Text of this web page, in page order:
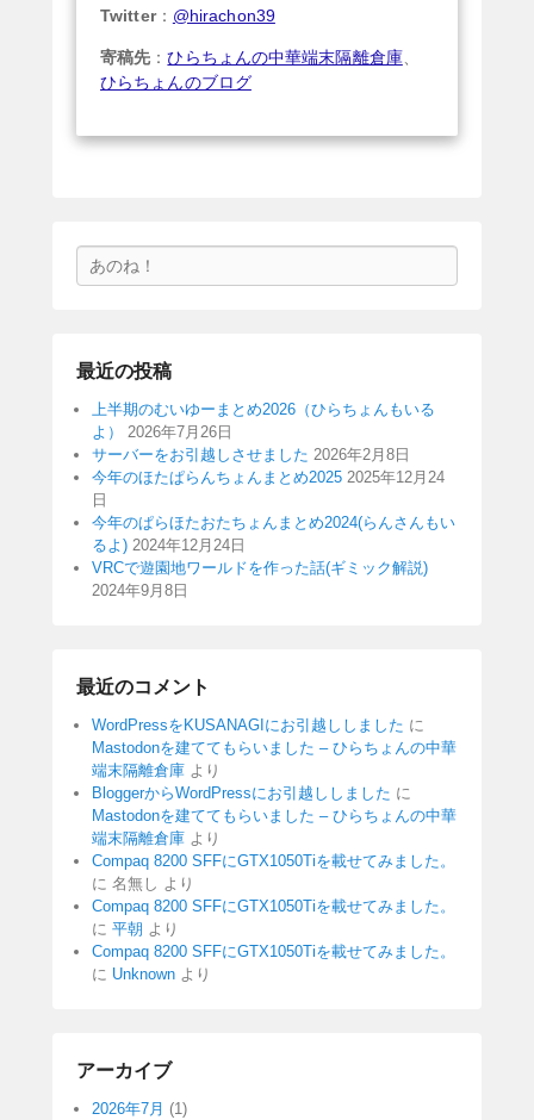
Twitter： @hirachon39
寄稿先 ：ひらちょんの中華端末隔離倉庫、
ひらちょんのブログ
索
最近の投稿
上半期のむいゆーまとめ2026（ひらちょんもいる
よ）
2026年7月26日
サーバーをお引越しさせました 2026年2月8日
今年のほたぱらんちょんまとめ2025 2025年12月24
日
今年のぱらほたおたちょんまとめ2024(らんさんもい
るよ) 2024年12月24日
VRCで遊園地ワールドを作った話(ギミック解説)
2024年9月8日
最近のコメント
WordPressをKUSANAGIにお引越ししました に
Mastodonを建ててもらいました – ひらちょんの中華
端末隔離倉庫 より
BloggerからWordPressにお引越ししました に
Mastodonを建ててもらいました – ひらちょんの中華
端末隔離倉庫 より
Compaq 8200 SFFにGTX1050Tiを載せてみました。
に 名無し より
Compaq 8200 SFFにGTX1050Tiを載せてみました。
に 平朝 より
Compaq 8200 SFFにGTX1050Tiを載せてみました。
に Unknown より
アーカイブ
2026年7月 (1)